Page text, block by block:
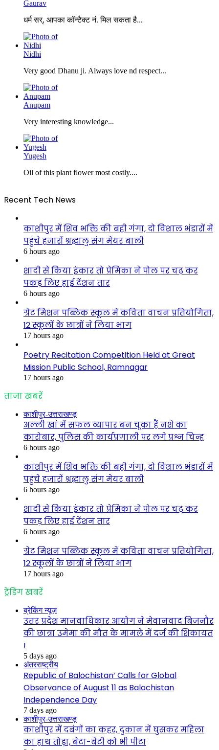
Gaurav
धर्म सर्, आपका कॉन्टैक्ट नं. मिल सकता है...
Nidhi
Very good Dhanu ji. Always love nd respect...
Anupam
Very interesting knowledge...
Yugesh
Oil of this plant flower most costly....
Recent Tech News
काशीपुर में शिव भक्ति की बही गंगा, दो विशाल भंडारों में
पहुंचे हजारों श्रद्धालु संग मेयर बाली
6 hours ago
शादी से किया इंकार तो प्रेमिका ने पोल पर चढ़ कर
पकड़ लिए हाई टेंशन तार
6 hours ago
ग्रेट मिशन पब्लिक स्कूल में कविता वाचन प्रतियोगिता,
12 स्कूलों के छात्रों ने लिया भाग
17 hours ago
Poetry Recitation Competition Held at Great
Mission Public School, Ramnagar
17 hours ago
ताजा खबरें
काशीपुर-उत्तराखण्ड़
अल्ली खां में सफल व्यापार बन चूका हैं नशे का
कारोबार, पुलिस की कार्यप्रणाली पर लगे प्रश्न चिन्ह
6 hours ago
काशीपुर में शिव भक्ति की बही गंगा, दो विशाल भंडारों में
पहुंचे हजारों श्रद्धालु संग मेयर बाली
6 hours ago
शादी से किया इंकार तो प्रेमिका ने पोल पर चढ़ कर
पकड़ लिए हाई टेंशन तार
6 hours ago
ग्रेट मिशन पब्लिक स्कूल में कविता वाचन प्रतियोगिता,
12 स्कूलों के छात्रों ने लिया भाग
17 hours ago
ट्रेंडिंग खबरें
ब्रेकिंग न्यूज़
उत्तर प्रदेश मानवाधिकार आयोग ने मेवानवाद बिजनौर
की छात्रा उमेमा की मौत के मामले में दर्ज की शिकायत
!
5 days ago
अंतरराष्ट्रीय
Republic of Balochistan’ Calls for Global
Observance of August 11 as Balochistan
Independence Day
7 days ago
काशीपुर-उत्तराखण्ड़
काशीपुर में दबंगों का कहर, दुकान में घुसकर महिला
का हाथ तोड़ा, बेटा-बेटी को भी पीटा